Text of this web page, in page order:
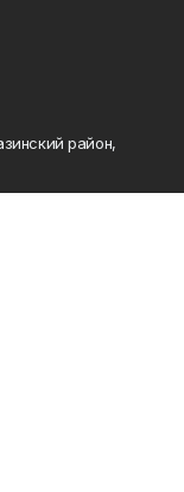
район,